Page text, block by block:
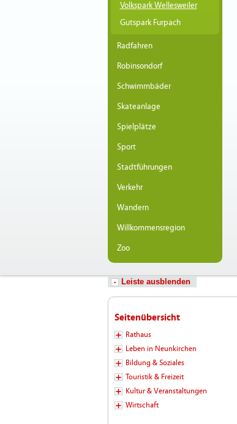
Volkspark Wellesweiler
Gutspark Furpach
Radfahren
Robinsondorf
Schwimmbäder
Skateanlage
Spielplätze
Sport
Stadtführungen
Verkehr
Wandern
Willkommensregion
Zoo
Leiste ausblenden
Seitenübersicht
Rathaus
Leben in Neunkirchen
Bildung & Soziales
Touristik & Freizeit
Kultur & Veranstaltungen
Wirtschaft